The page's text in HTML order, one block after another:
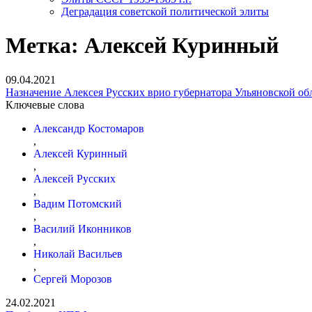
Деградация советской политической элиты
Метка: Алексей Куринный
09.04.2021
Назначение Алексея Русских врио губернатора Ульяновской
Ключевые слова
Александр Костомаров
,
Алексей Куринный
,
Алексей Русских
,
Вадим Потомский
,
Василий Иконников
,
Николай Васильев
,
Сергей Морозов
24.02.2021